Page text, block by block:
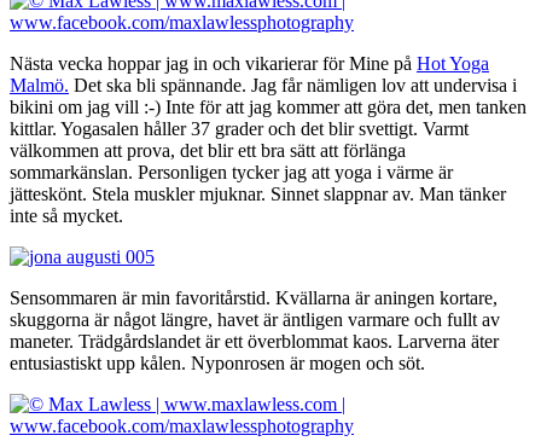
Nästa vecka hoppar jag in och vikarierar för Mine på Hot Yoga
Malmö. Det ska bli spännande. Jag får nämligen lov att undervisa i
bikini om jag vill :-) Inte för att jag kommer att göra det, men tanken
kittlar. Yogasalen håller 37 grader och det blir svettigt. Varmt
välkommen att prova, det blir ett bra sätt att förlänga
sommarkänslan. Personligen tycker jag att yoga i värme är
jätteskönt. Stela muskler mjuknar. Sinnet slappnar av. Man tänker
inte så mycket.
Sensommaren är min favoritårstid. Kvällarna är aningen kortare,
skuggorna är något längre, havet är äntligen varmare och fullt av
maneter. Trädgårdslandet är ett överblommat kaos. Larverna äter
entusiastiskt upp kålen. Nyponrosen är mogen och söt.